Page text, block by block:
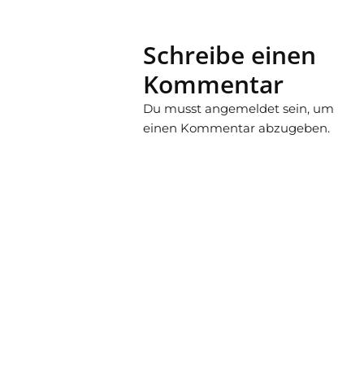
Schreibe einen
Kommentar
Du musst angemeldetsein, um
einen Kommentar abzugeben.